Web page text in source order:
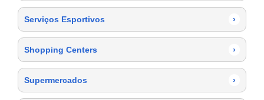
Serviços Esportivos ›
Shopping Centers ›
Supermercados ›